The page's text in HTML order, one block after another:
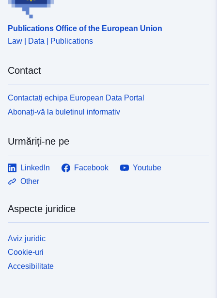
Publications Office of the European Union
Law | Data | Publications
Contact
Contactați echipa European Data Portal
Abonați-vă la buletinul informativ
Urmăriți-ne pe
LinkedIn Facebook
Youtube
Other
Aspecte juridice
Aviz juridic
Cookie-uri
Accesibilitate